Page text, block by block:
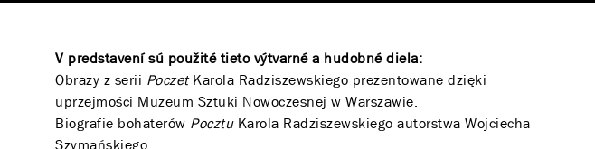
V predstavení sú použité tieto výtvarné a hudobné diela:
Obrazy z serii PoczetKarola Radziszewskiego prezentowane dzięki
uprzejmości Muzeum Sztuki Nowoczesnej w Warszawie.
Biografie bohaterów PocztuKarola Radziszewskiego autorstwa Wojciecha
Szymańskiego